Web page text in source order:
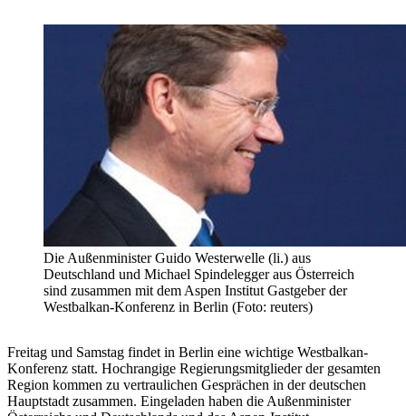
Die Außenminister Guido Westerwelle (li.) aus
Deutschland und Michael Spindelegger aus Österreich
sind zusammen mit dem Aspen Institut Gastgeber der
Westbalkan-Konferenz in Berlin (Foto: reuters)
Freitag und Samstag findet in Berlin eine wichtige Westbalkan-
Konferenz statt. Hochrangige Regierungsmitglieder der gesamten
Region kommen zu vertraulichen Gesprächen in der deutschen
Hauptstadt zusammen. Eingeladen haben die Außenminister